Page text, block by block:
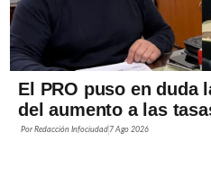
El PRO puso en duda
del aumento a las
PorRedacción Infociudad 7 Ago 2026